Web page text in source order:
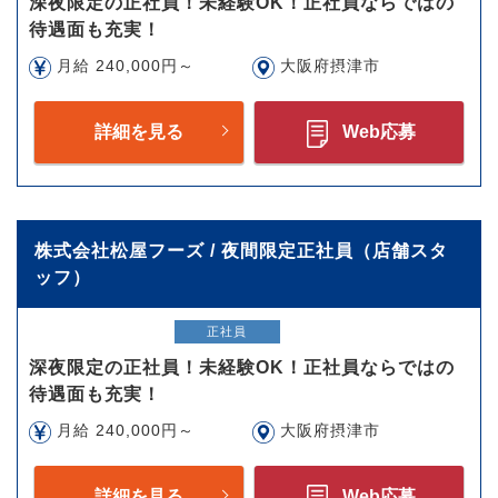
待遇面も充実！
月給 240,000円～ 大阪府摂津市
詳細を見る Web応募
株式会社松屋フーズ / 夜間限定正社員（店舗スタ
ッフ）
正社員
深夜限定の正社員！未経験OK！正社員ならではの
待遇面も充実！
月給 240,000円～ 大阪府摂津市